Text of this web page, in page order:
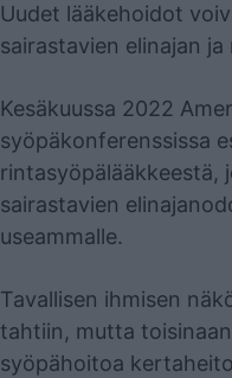
Uudet lääkehoidot
sairastavien elinajan
Kesäkuussa 2022
syöpäkonferenssissa
rintasyöpälääkkeestä,
sairastavien
useammalle.
Tavallisen ihmisen
tahtiin, mutta
syöpähoitoa